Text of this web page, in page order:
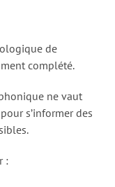
de
complété.
ne vaut
s’informer des
: